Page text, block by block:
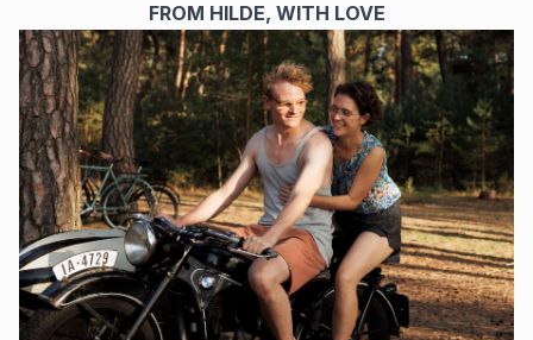
FROM HILDE, WITH LOVE